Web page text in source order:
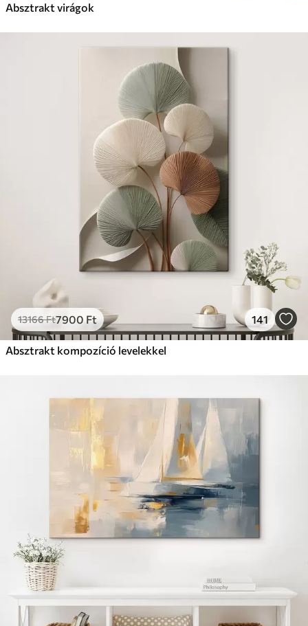
Absztrakt virágok
13166Ft7900 Ft 141
Absztrakt kompozíció levelekkel